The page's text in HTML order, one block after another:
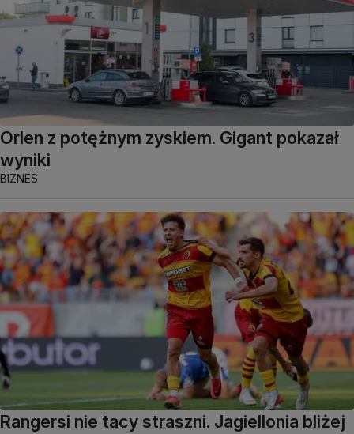
Orlen z potężnym zyskiem. Gigant pokazał
wyniki
BIZNES
Rangersi nie tacy straszni. Jagiellonia bliżej